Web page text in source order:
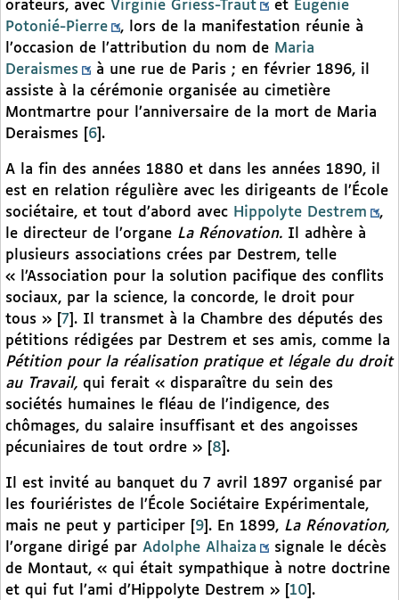
orateurs, avec Virginie Griess-Traut et Eugénie
Potonié-Pierre
, lors de la manifestation réunie à
l’occasion de l’attribution du nom de Maria
Deraismes
à une rue de Paris ; en février 1896, il
assiste à la cérémonie organisée au cimetière
Montmartre pour l’anniversaire de la mort de Maria
Deraismes
6 .
A la fin des années 1880 et dans les années 1890, il
est en relation régulière avec les dirigeants de l’École
sociétaire, et tout d’abord avec Hippolyte Destrem
,
le directeur de l’organe La Rénovation. Il adhère à
plusieurs associations crées par Destrem, telle
« l’Association pour la solution pacifique des conflits
sociaux, par la science, la concorde, le droit pour
tous »
7 . Il transmet à la Chambre des députés des
pétitions rédigées par Destrem et ses amis, comme la
Pétition pour la réalisation pratique et légale du droit
au Travail, qui ferait « disparaître du sein des
sociétés humaines le fléau de l’indigence, des
chômages, du salaire insuffisant et des angoisses
pécuniaires de tout ordre »
8 .
Il est invité au banquet du 7 avril 1897 organisé par
les fouriéristes de l’École Sociétaire Expérimentale,
mais ne peut y participer
9 . En 1899, La Rénovation,
l’organe dirigé par Adolphe Alhaiza
signale le décès
de Montaut, « qui était sympathique à notre doctrine
et qui fut l’ami d’Hippolyte Destrem »
10 .